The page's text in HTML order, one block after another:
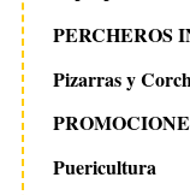
PERCHEROS
Pizarras y
Puericultura